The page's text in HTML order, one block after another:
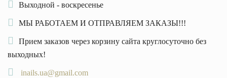
Выходной - воскресенье
МЫ РАБОТАЕМ И ОТПРАВЛЯЕМ ЗАКАЗЫ!!!
Прием заказов через корзину сайта круглосуточно без
выходных!
inails.ua@gmail.com